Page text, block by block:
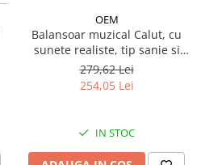
OEM
Balansoar muzical Calut, cu
sunete realiste, tip sanie si
roti - Crem
279,62 Lei
254,05 Lei
IN STOC